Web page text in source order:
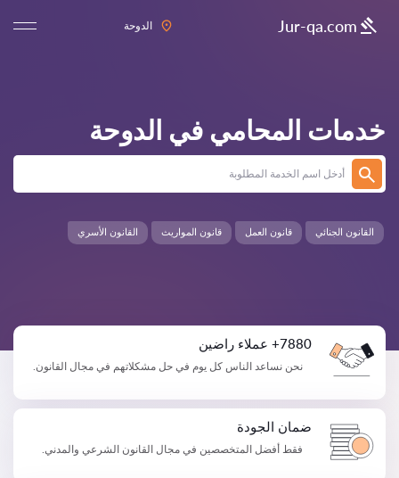
Jur-qa.com الدوحة
خدمات المحامي في الدوحة
القانون الأسري القانون الجنائي قانون العمل قانون المواريث
7880+ عملاء راضين
نحن نساعد الناس كل يوم في حل مشكلاتهم في مجال القانون.
ضمان الجودة
فقط أفضل المتخصصين في مجال القانون الشرعي والمدني.